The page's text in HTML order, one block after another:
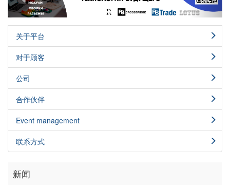
关于平台
对于顾客
公司
合作伙伴
Event management
联系方式
新闻